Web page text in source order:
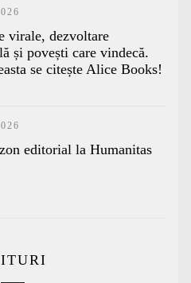
virale, dezvoltare
și povești care vindecă.
se citește Alice Books!
editorial la Humanitas